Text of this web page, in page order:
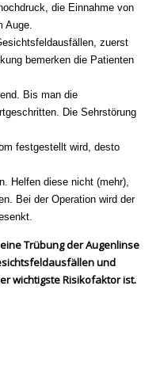
die Einnahme von
Auge.
zuerst
bemerken die Patienten
Bis man die
Die Sehrstörung
festgestellt wird, desto
Helfen diese nicht (mehr),
Bei der Operation wird der
Trübung der Augenlinse
und
wichtigste Risikofaktor ist.